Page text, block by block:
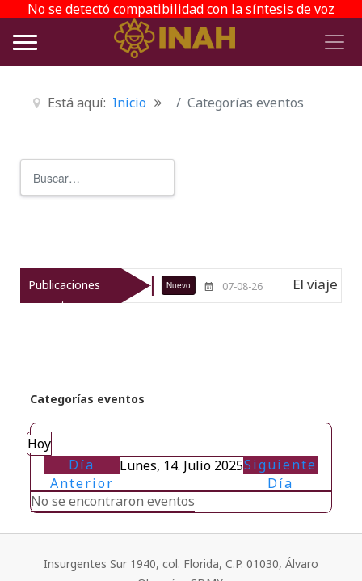
No se detectó compatibilidad con la síntesis de voz
Está aquí: Inicio Categorías eventos
Publicaciones
recientes
de Texcoco Nuevo 07-08-26 El viaje
Categorías eventos
Hoy
Día
Anterior
Lunes, 14. Julio 2025Siguiente
Día
No se encontraron eventos
Insurgentes Sur 1940, col. Florida, C.P. 01030, Álvaro